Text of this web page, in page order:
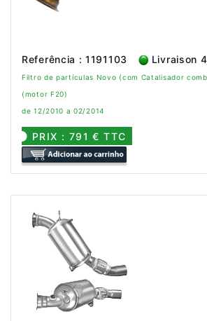
Referência : 1191103 Livraison
Filtro de partículas Novo (com Catalisador
(motor F20)
de 12/2010 a 02/2014
PRIX : 791 € TTC